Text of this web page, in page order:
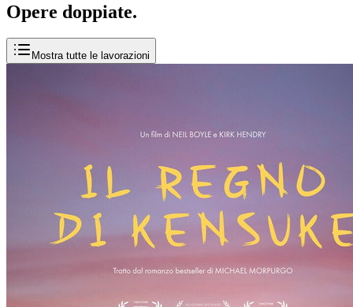
Opere doppiate.
Mostra tutte le lavorazioni